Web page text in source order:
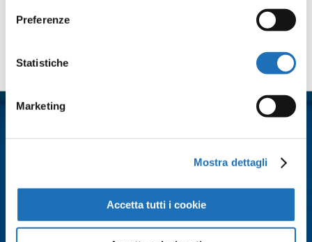
Preferenze
Statistiche
Marketing
Mostra dettagli
Accetta tutti i cookie
Contattaci
Cognome *